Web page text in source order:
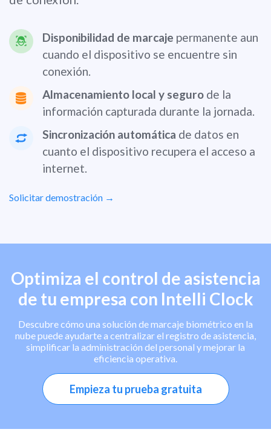
Disponibilidad de marcaje permanente aun
cuando el dispositivo se encuentre sin
conexión.
Almacenamiento local y seguro de la
información capturada durante la jornada.
Sincronización automática de datos en
cuanto el dispositivo recupera el acceso a
internet.
Solicitar demostración →
Optimiza el control de asistencia
de tu empresa con Intelli Clock
Descubre cómo una solución de marcaje biométrico en la
nube puede ayudarte a centralizar el registro de asistencia,
simplificar la administración del personal y mejorar la
eficiencia operativa.
Empieza tu prueba gratuita